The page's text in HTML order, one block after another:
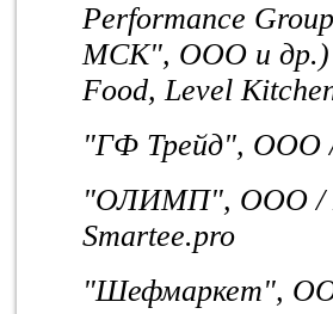
Performance
МСК", ООО и др
Food, Level
"ГФ Трейд", ООО
"ОЛИМП", ООО /
Smartee.pro
"Шефмаркет",